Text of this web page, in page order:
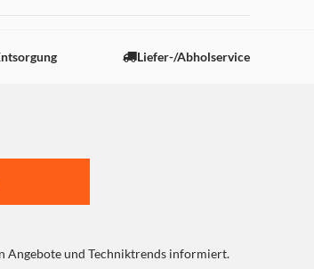
Liefer-/Abholservice
Angebote und Techniktrends informiert.